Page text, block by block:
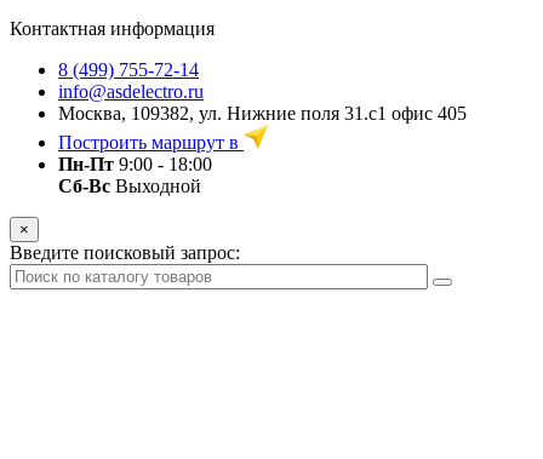
Контактная информация
8 (499) 755-72-14
info@asdelectro.ru
Москва, 109382, ул. Нижние поля 31.с1 офис 405
Построить маршрут в
Пн-Пт 9:00 - 18:00
Сб-Вс Выходной
×
Введите поисковый запрос: